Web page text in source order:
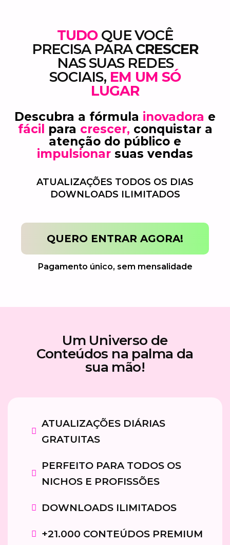
TUDO QUE VOCÊ
PRECISA PARACRESCER
NAS SUAS REDES
SOCIAIS, EM UM SÓ
LUGAR
Descubra a fórmula inovadora e
fácil
para crescer, conquistar a
atenção do público e
impulsionar suas vendas
ATUALIZAÇÕES TODOS OS DIAS
DOWNLOADS ILIMITADOS
QUERO ENTRAR AGORA!
Pagamento único, sem mensalidade
Um Universo de
Conteúdos na palma da
sua mão!
ATUALIZAÇÕES DIÁRIAS
GRATUITAS
PERFEITO PARA TODOS OS
NICHOS E PROFISSÕES
DOWNLOADS ILIMITADOS
+21.000 CONTEÚDOS PREMIUM